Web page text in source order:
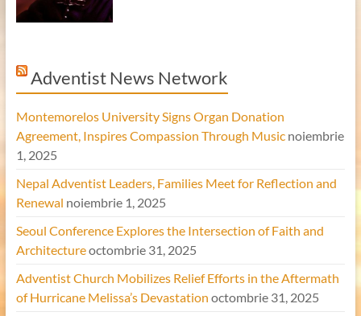
Adventist News Network
Montemorelos University Signs Organ Donation
Agreement, Inspires Compassion Through Music noiembrie
1, 2025
Nepal Adventist Leaders, Families Meet for Reflection and
Renewal noiembrie 1, 2025
Seoul Conference Explores the Intersection of Faith and
Architectureoctombrie 31, 2025
Adventist Church Mobilizes Relief Efforts in the Aftermath
of Hurricane Melissa’s Devastation octombrie 31, 2025